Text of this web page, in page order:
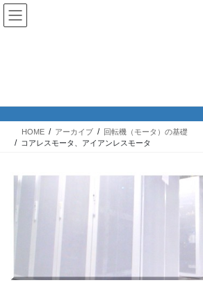
HOME アーカイブ
回転機（モータ）の基礎
コアレスモータ、アイアンレスモータ